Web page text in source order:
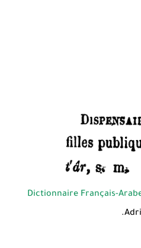
Dictionnaire Français-